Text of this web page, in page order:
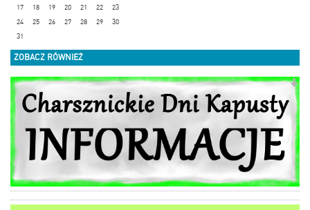
17
18 19 20 21 22
23
24
25 26 27 28 29
30
31
ZOBACZ RÓWNIEŻ